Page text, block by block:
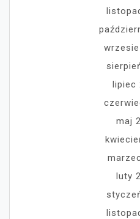
lipiec
maj
luty